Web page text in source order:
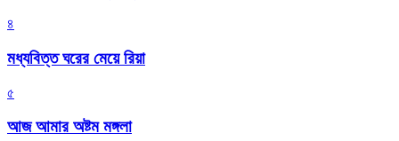
৪
মধ্যবিত্ত ঘরের মেয়ে রিয়া
৫
আজ আমার অষ্টম মঙ্গলা